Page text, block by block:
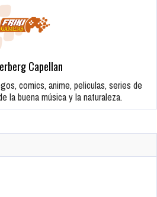
Capellan
comics, anime, peliculas, series de
la buena música y la naturaleza.